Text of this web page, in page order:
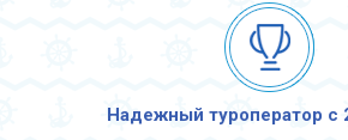
Надежный туроператор с